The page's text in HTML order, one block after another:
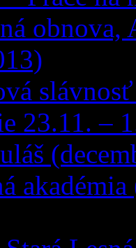
obnova,
23.11. –